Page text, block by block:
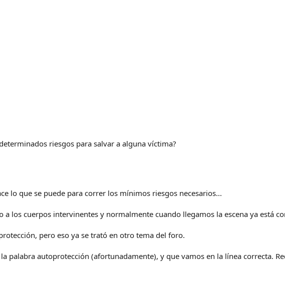
riesgos para salvar a alguna víctima?
lo que se puede para correr los mínimos riesgos necesarios...
los cuerpos intervinentes y normalmente cuando llegamos la escena ya está
pero eso ya se trató en otro tema del foro.
palabra autoprotección (afortunadamente), y que vamos en la línea correcta.